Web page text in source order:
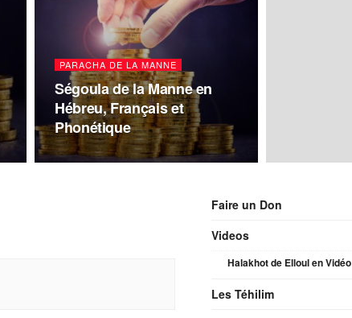
PARACHA DE LA MANNE
Ségoula de la Manne en
Hébreu, Français et
Phonétique
Faire un Don
Videos
Halakhot de Elloul en Vidéo
Les Téhilim